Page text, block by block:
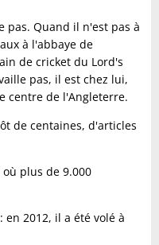
pas. Quand il n'est pas à
à l'abbaye de
de cricket du Lord's
pas, il est chez lui,
centre de l'Angleterre.
de centaines, d'articles
plus de 9.000
2012, il a été volé à